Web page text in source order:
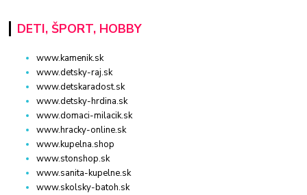
DETI, ŠPORT, HOBBY
www.kamenik.sk
www.detsky-raj.sk
www.detskaradost.sk
www.detsky-hrdina.sk
www.domaci-milacik.sk
www.hracky-online.sk
www.kupelna.shop
www.stonshop.sk
www.sanita-kupelne.sk
www.skolsky-batoh.sk